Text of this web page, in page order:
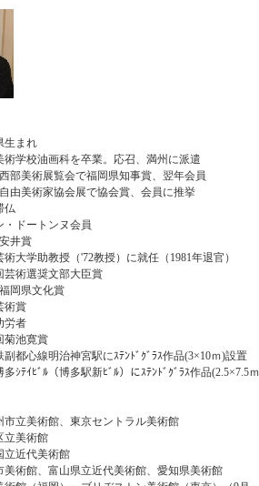
生まれ
学校油画科を卒業。応召、満州に派遣
部美術展覧会で福岡県知事賞、翌年会員
由美術家協会展で協会賞、会員に推挙
仏
ドートンヌ会員
井賞
大学助教授（'72教授）に就任（1981年退官）
術選奨文部大臣賞
岡県文化賞
術賞
労者
池寛賞
都心線明治神宮駅にｽﾃﾝﾄﾞｸﾞﾗｽ作品(3×10ｍ)設置
ｼﾃｲﾋﾞﾙ（博多駅新ﾋﾞﾙ）にｽﾃﾝﾄﾞｸﾞﾗｽ作品(2.5×7.5
立美術館、東京セントラル美術館
美術館
近代美術館
術館、富山県立近代美術館、愛知県美術館